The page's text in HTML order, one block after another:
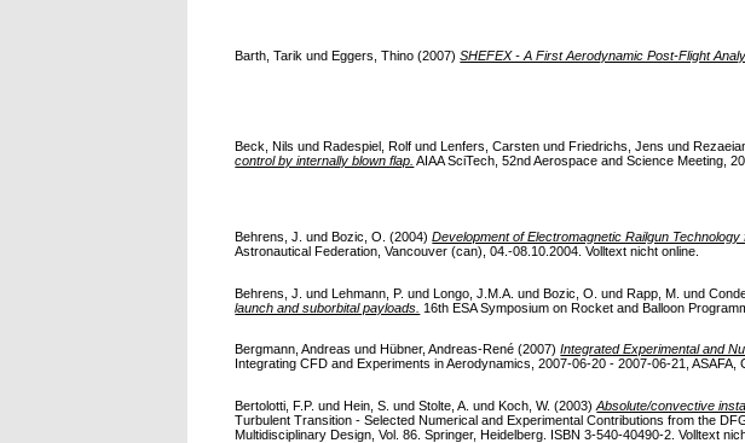
Barth, Tarik und Eggers, Thino (2007)SHEFEX - A First Aerodynamic Post-Flight
Beck, Nils undRadespiel, Rolf undLenfers, Carsten undFriedrichs, Jens und
control by internally blown flap. AIAA SciTech, 52nd Aerospace and Science Meeting,
Behrens, J. undBozic, O. (2004)Development of Electromagnetic Railgun
Astronautical Federation, Vancouver (can), 04.-08.10.2004. Volltext nicht online.
Behrens, J. undLehmann, P. undLongo, J.M.A. undBozic, O. undRapp, M. und
launch and suborbital payloads. 16th ESA Symposium on Rocket and Balloon
Bergmann, Andreas und Hübner, Andreas-René (2007)Integrated Experimental and
Integrating CFD and Experiments in Aerodynamics, 2007-06-20 - 2007-06-21, ASAFA,
Bertolotti, F.P. undHein, S. undStolte, A. undKoch, W. (2003)Absolute/convective
Turbulent Transition - Selected Numerical and Experimental Contributions from the
Multidisciplinary Design, Vol. 86. Springer, Heidelberg. ISBN 3-540-40490-2. Volltext